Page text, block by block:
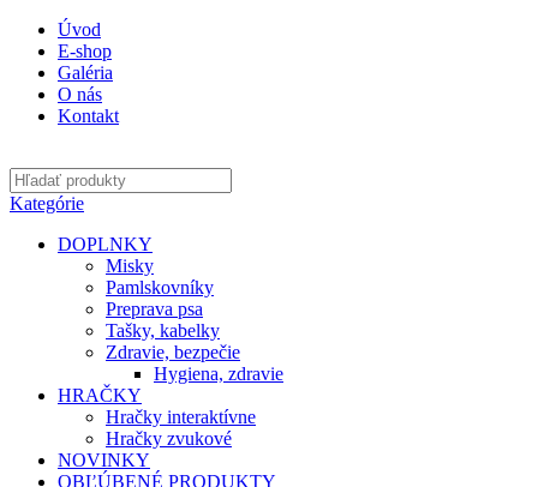
Úvod
E-shop
Galéria
O nás
Kontakt
Kategórie
DOPLNKY
Misky
Pamlskovníky
Preprava psa
Tašky, kabelky
Zdravie, bezpečie
Hygiena, zdravie
HRAČKY
Hračky interaktívne
Hračky zvukové
NOVINKY
OBĽÚBENÉ PRODUKTY